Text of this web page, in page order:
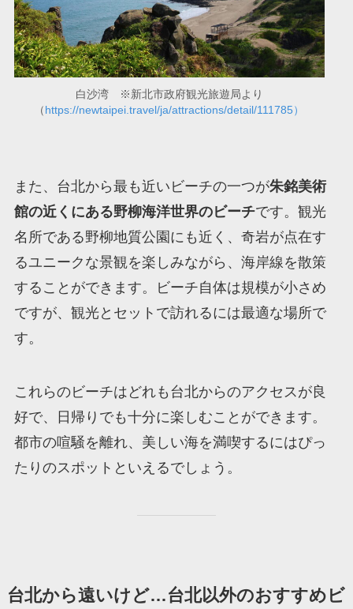
白沙湾 ※新北市政府観光旅遊局より
（https://newtaipei.travel/ja/attractions/detail/111785）
また、台北から最も近いビーチの一つが朱銘美術
館の近くにある野柳海洋世界のビーチです。観光
名所である野柳地質公園にも近く、奇岩が点在す
るユニークな景観を楽しみながら、海岸線を散策
することができます。ビーチ自体は規模が小さめ
ですが、観光とセットで訪れるには最適な場所で
す。
これらのビーチはどれも台北からのアクセスが良
好で、日帰りでも十分に楽しむことができます。
都市の喧騒を離れ、美しい海を満喫するにはぴっ
たりのスポットといえるでしょう。
台北から遠いけど…台北以外のおすすめビ